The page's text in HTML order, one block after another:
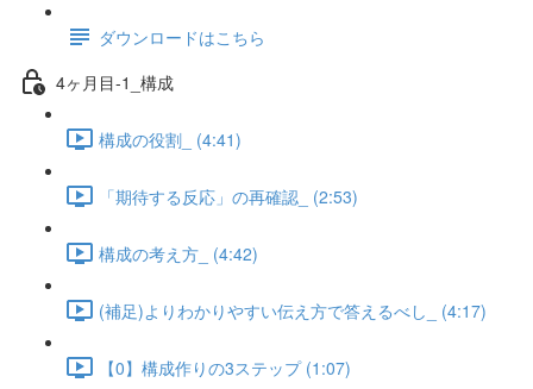
ダウンロードはこちら
4ヶ月目-1_構成
構成の役割_ (4:41)
「期待する反応」の再確認_ (2:53)
構成の考え方_ (4:42)
(補足)よりわかりやすい伝え方で答えるべし_ (4:17)
【0】構成作りの3ステップ (1:07)